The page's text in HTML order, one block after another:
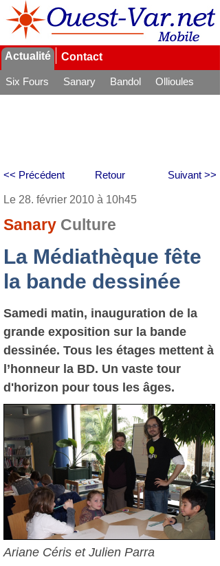
Actualité Contact
Six Fours Sanary Bandol
Ollioules
Retour
<< Précédent Suivant >>
Le 28. février 2010 à 10h45
Sanary Culture
La Médiathèque fête
la bande dessinée
Samedi matin, inauguration de la
grande exposition sur la bande
dessinée. Tous les étages mettent à
l’honneur la BD. Un vaste tour
d'horizon pour tous les âges.
Ariane Céris et Julien Parra